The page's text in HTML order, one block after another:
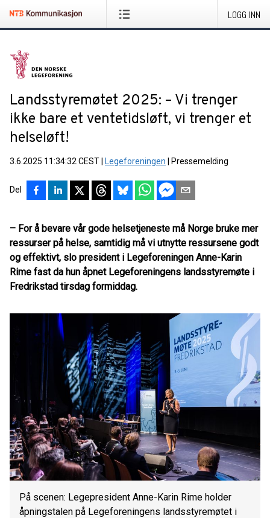
LOGG INN
Landsstyremøtet 2025: – Vi trenger
ikke bare et ventetidsløft, vi trenger et
helseløft!
3.6.2025 11:34:32 CEST Legeforeningen Pressemelding
Del
– For å bevare vår gode helsetjeneste må Norge bruke mer
ressurser på helse, samtidig må vi utnytte ressursene godt
og effektivt, slo president i Legeforeningen Anne-Karin
Rime fast da hun åpnet Legeforeningens landsstyremøte i
Fredrikstad tirsdag formiddag.
På scenen: Legepresident Anne-Karin Rime holder
åpningstalen på Legeforeningens landsstyremøtet i